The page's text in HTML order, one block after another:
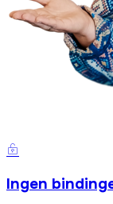
Ingen